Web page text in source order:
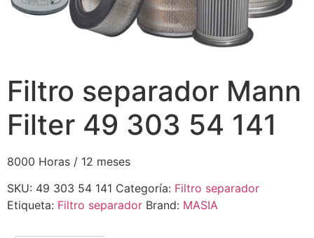
Filtro separador Mann
Filter 49 303 54 141
8000 Horas / 12 meses
SKU: 49 303 54 141 Categoría: Filtro separador
Etiqueta: Filtro separador Brand: MASIA